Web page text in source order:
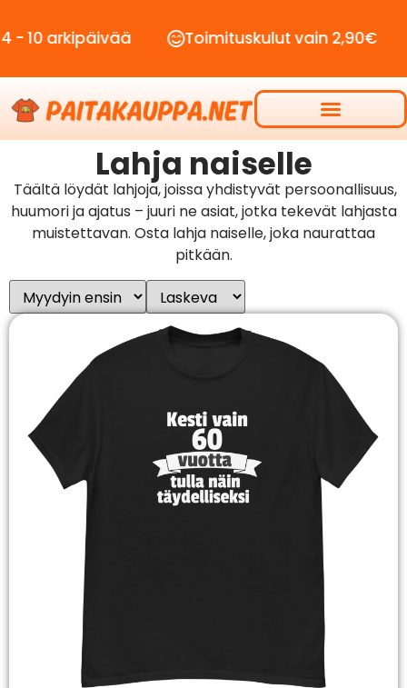
Toimituskulut vain 2,90€
Lahja naiselle
Täältä löydät lahjoja, joissa yhdistyvät persoonallisuus,
huumori ja ajatus – juuri ne asiat, jotka tekevät lahjasta
muistettavan. Osta lahja naiselle, joka naurattaa
pitkään.